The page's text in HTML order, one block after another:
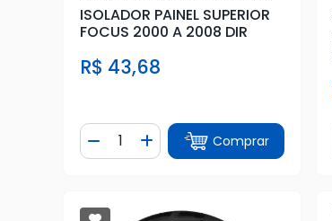
ISOLADOR PAINEL SUPERIOR
FOCUS 2000 A 2008 DIR
R$ 43,68
Diminuir Quantidade
Quantidade
Adicionar Quantidade
Comprar